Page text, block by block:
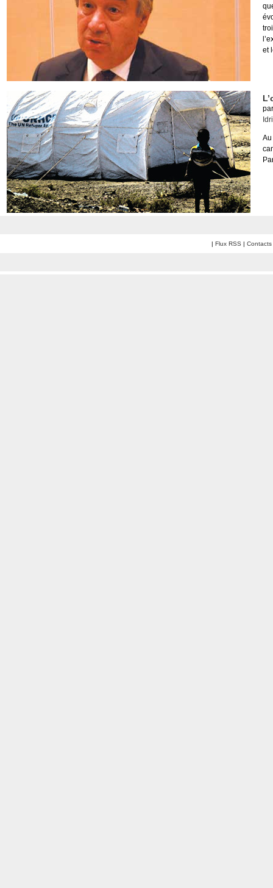
et
| Flux RSS | Contacts